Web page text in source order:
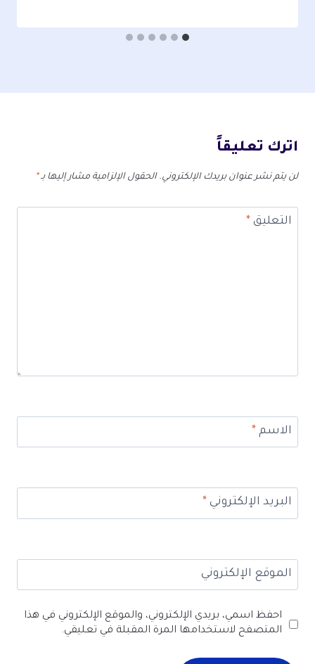
اترك تعليقاً
لن يتم نشر عنوان بريدك الإلكتروني. الحقول الإلزامية مشار إليها بـ*
التعليق *
الاسم *
البريد الإلكتروني *
الموقع الإلكتروني
احفظ اسمي، بريدي الإلكتروني، والموقع الإلكتروني في هذا
المتصفح لاستخدامها المرة المقبلة في تعليقي.